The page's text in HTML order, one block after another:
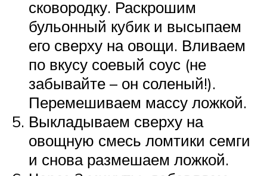
сковородку. Раскрошим
бульонный кубик и высыпаем
его сверху на овощи. Вливаем
по вкусу соевый соус (не
забывайте – он соленый!).
Перемешиваем массу ложкой.
Выкладываем сверху на
овощную смесь ломтики семги
и снова размешаем ложкой.